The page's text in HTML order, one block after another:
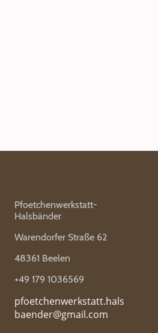
Pfoetchenwerkstatt-
Halsbänder
Warendorfer Straße 62
48361 Beelen
+49 179 1036569
pfoetchenwerkstatt.hals
baender@gmail.com